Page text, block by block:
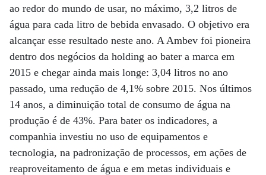
ao redor do mundo de usar, no máximo, 3,2 litros de
água para cada litro de bebida envasado. O objetivo era
alcançar esse resultado neste ano. A Ambev foi pioneira
dentro dos negócios da holding ao bater a marca em
2015 e chegar ainda mais longe: 3,04 litros no ano
passado, uma redução de 4,1% sobre 2015. Nos últimos
14 anos, a diminuição total de consumo de água na
produção é de 43%. Para bater os indicadores, a
companhia investiu no uso de equipamentos e
tecnologia, na padronização de processos, em ações de
reaproveitamento de água e em metas individuais e